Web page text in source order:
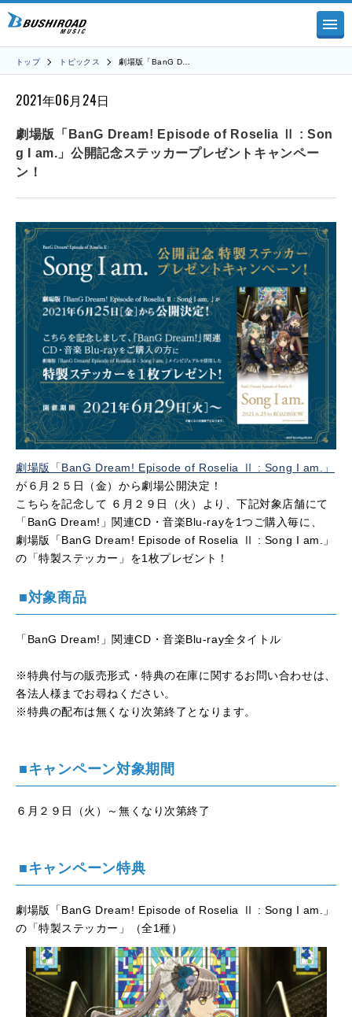
トップ トピックス 劇場版「BanG D…
2021年06月24日
劇場版「BanG Dream! Episode of Roselia Ⅱ : Son
g I am.」公開記念ステッカープレゼントキャンペー
ン！
劇場版「BanG Dream! Episode of Roselia Ⅱ : Song I am.」
が６月２５日（金）から劇場公開決定！
こちらを記念して ６月２９日（火）より、下記対象店舗にて
「BanG Dream!」関連CD・音楽Blu-rayを1つご購入毎に、
劇場版「BanG Dream! Episode of Roselia Ⅱ : Song I am.」
の「特製ステッカー」を1枚プレゼント！
■対象商品
「BanG Dream!」関連CD・音楽Blu-ray全タイトル
※特典付与の販売形式・特典の在庫に関するお問い合わせは、
各法人様までお尋ねください。
※特典の配布は無くなり次第終了となります。
■キャンペーン対象期間
６月２９日（火）～無くなり次第終了
■キャンペーン特典
劇場版「BanG Dream! Episode of Roselia Ⅱ : Song I am.」
の「特製ステッカー」（全1種）